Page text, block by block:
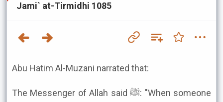
Jami` at-Tirmidhi 1085
Abu Hatim Al-Muzani narrated that:
The Messenger of Allah said ﷺ: "When someone